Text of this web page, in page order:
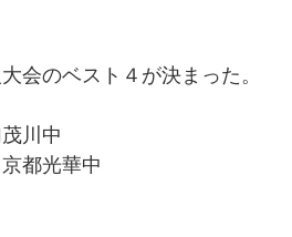
会のベスト４が決まった。
川中
都光華中